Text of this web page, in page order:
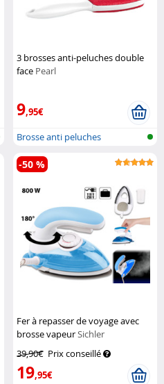
3 brosses anti-peluches double
face Pearl
9,95€
Brosse anti peluches
Fer à repasser de voyage avec
brosse vapeurSichler
39,90€ Prix conseillé
19,95€
-50 %